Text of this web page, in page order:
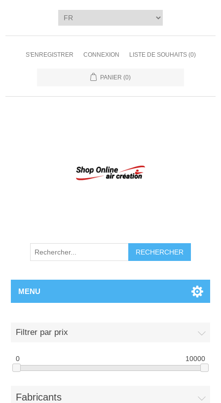
S'ENREGISTRER CONNEXION LISTE DE SOUHAITS (0)
PANIER (0)
RECHERCHER
MENU
Filtrer par prix
0 10000
Fabricants